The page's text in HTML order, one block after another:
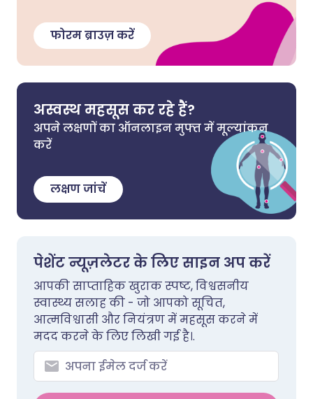
फोरम ब्राउज़ करें
अस्वस्थ महसूस कर रहे हैं?
अपने लक्षणों का ऑनलाइन मुफ्त में मूल्यांकन
करें
लक्षण जांचें
पेशेंट न्यूज़लेटर के लिए साइन अप करें
आपकी साप्ताहिक खुराक स्पष्ट, विश्वसनीय
स्वास्थ्य सलाह की - जो आपको सूचित,
आत्मविश्वासी और नियंत्रण में महसूस करने में
मदद करने के लिए लिखी गई है।.